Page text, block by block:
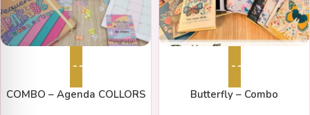
Adicionar ao carrinho
COMBO – Agenda COLLORS
Adicionar ao carrinho
Butterfly – Combo